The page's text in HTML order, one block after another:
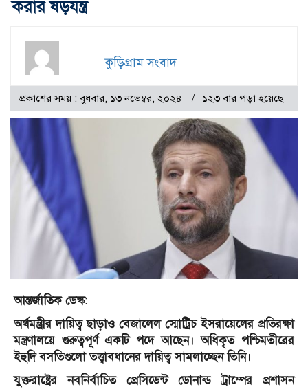
করার ষড়যন্ত্র
কুড়িগ্রাম সংবাদ
প্রকাশের সময় : বুধবার, ১৩ নভেম্বর, ২০২৪ ১২৩ বার পড়া হয়েছে
আন্তর্জাতিক ডেস্ক:
অর্থমন্ত্রীর দায়িত্ব ছাড়াও বেজালেল স্মোট্রিচ ইসরায়েলের প্রতিরক্ষা
মন্ত্রণালয়ে গুরুত্বপূর্ণ একটি পদে আছেন। অধিকৃত পশ্চিমতীরের
ইহুদি বসতিগুলো তত্ত্বাবধানের দায়িত্ব সামলাচ্ছেন তিনি।
যুক্তরাষ্ট্রের নবনির্বাচিত প্রেসিডেন্ট ডোনাল্ড ট্রাম্পের প্রশাসন